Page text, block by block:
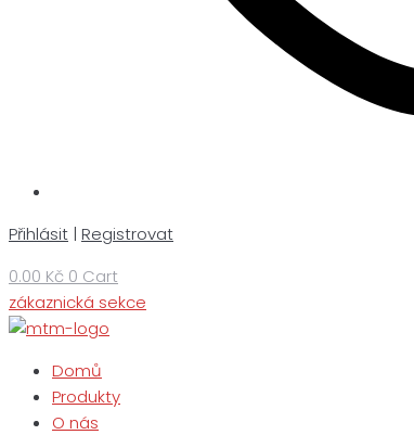
Přihlásit | Registrovat
0.00 Kč 0 Cart
zákaznická sekce
Domů
Produkty
O nás